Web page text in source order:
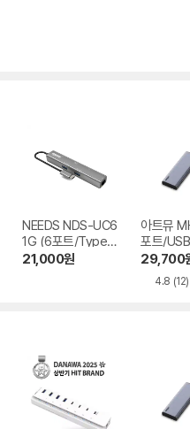
NEEDS NDS-UC6
1G (6포트/Type
C)
21,000원
아트뮤
포트/
e C)
29,700
4.8 (12)